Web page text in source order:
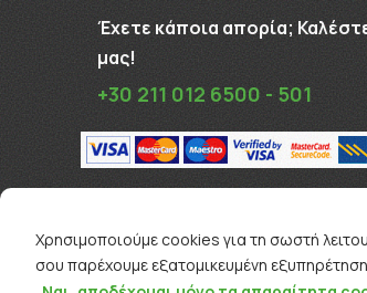
Έχετε κάποια απορία;
μας!
+30 211 012 6500 - 501
Χρησιμοποιούμε cookies για τη σωστή
σου παρέχουμε εξατομικευμένη